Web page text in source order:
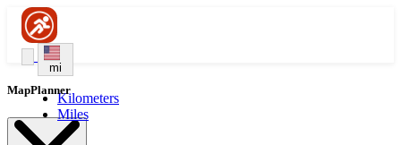
mi
Kilometers
Miles
MapPlanner